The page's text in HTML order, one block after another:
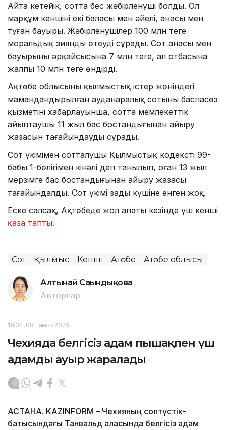
Айта кетейік, сотта бес жәбірленуші болды. Ол
марқұм кеншінің екі баласы мен әйелі, анасы мен
туған бауыры. Жәбірленушілер 100 млн теңге
моральдық зиянды өтеуді сұрады. Сот анасы мен
бауырының әрқайсысына 7 млн теңге, ал отбасына
жалпы 10 млн теңге өндірді.
Ақтөбе облысының қылмыстық істер жөніндегі
мамандандырылған ауданаралық сотының баспасөз
қызметінің хабарлауынша, сотта мемлекеттік
айыптаушы 11 жыл бас бостандығынан айыру
жазасын тағайындауды сұрады.
Сот үкімімен сотталушы Қылмыстық кодекстің 99-
бабы 1-бөлігімен кінәлі деп танылып, оған 13 жыл
мерзімге бас бостандығынан айыру жазасы
тағайындалды. Сот үкімі заңды күшіне енген жоқ.
Еске салсақ, Ақтөбеде жол апаты кезінде үш кенші
қаза тапты.
Сот Қылмыс Кенші Ақтөбе Ақтөбе облысы
Алтынай Сағындықова
Авторлар
19:34, 08 Тамыз 2026
Чехияда белгісіз адам пышақпен үш
адамды ауыр жаралады
АСТАНА. KAZINFORM – Чехияның солтүстік-
батысындағы Танвальд қаласында белгісіз адам